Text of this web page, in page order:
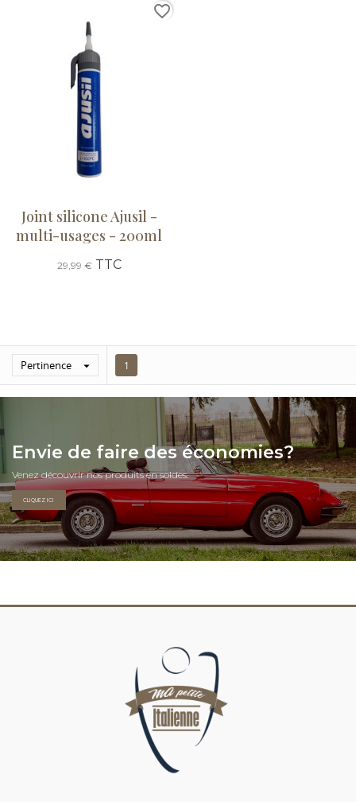
Joint silicone Ajusil -
multi-usages - 200ml
29,99 €TTC
favorite_border
Pertinence  1
Envie de faire des économies?
Venez découvrir nos produits en soldes.
CLIQUEZ ICI